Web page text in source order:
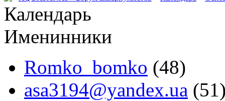
Календарь
Именинники
Romko_bomko (48)
asa3194@yandex.ua